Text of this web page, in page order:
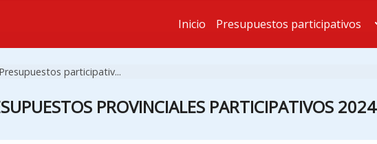
Estás en
Inicio Presupuestos participativos
Presupuestos participativ...
PROVINCIALES PARTICIPATIVOS 2024